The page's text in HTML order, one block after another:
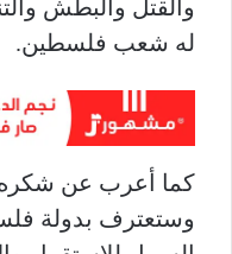
والقتل والبطش
له شعب فلسطين.
كما أعرب عن شكره
وستعترف بدولة